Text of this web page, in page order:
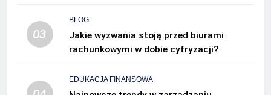
03
BLOG
Jakie wyzwania stoją przed biurami
rachunkowymi w dobie cyfryzacji?
EDUKACJA FINANSOWA